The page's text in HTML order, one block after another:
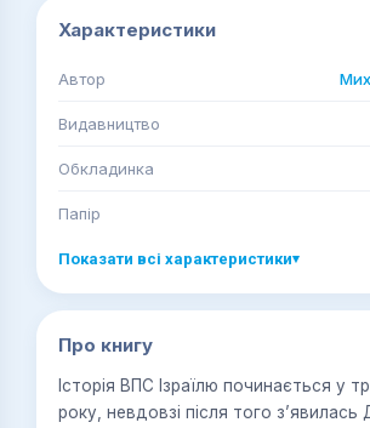
Характеристики
Автор
Видавництво
Обкладинка
Папір
Показати всі характеристики▾
Про книгу
Історія ВПС Ізраїлю починається у
року, невдовзі після того